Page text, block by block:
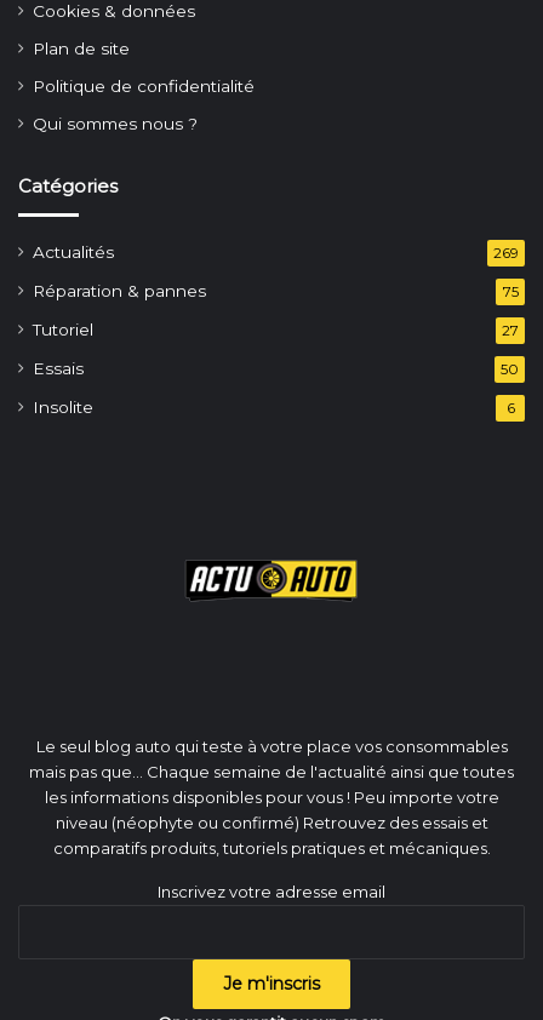
Cookies & données
Plan de site
Politique de confidentialité
Qui sommes nous ?
Catégories
Actualités 269
Réparation & pannes 75
Tutoriel 27
Essais 50
Insolite 6
Le seul blog auto qui teste à votre place vos consommables
mais pas que... Chaque semaine de l'actualité ainsi que toutes
les informations disponibles pour vous ! Peu importe votre
niveau (néophyte ou confirmé) Retrouvez des essais et
comparatifs produits, tutoriels pratiques et mécaniques.
Inscrivez votre adresse email